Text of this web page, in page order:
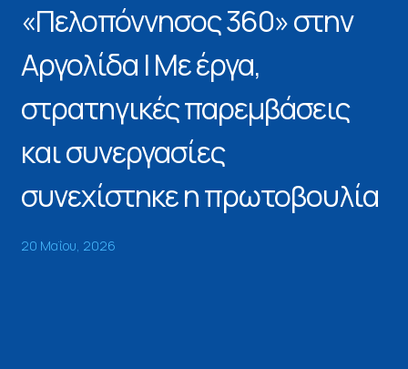
«Πελοπόννησος 360» στην
Αργολίδα | Με έργα,
στρατηγικές παρεμβάσεις
και συνεργασίες
συνεχίστηκε η πρωτοβουλία
20 Μαΐου, 2026